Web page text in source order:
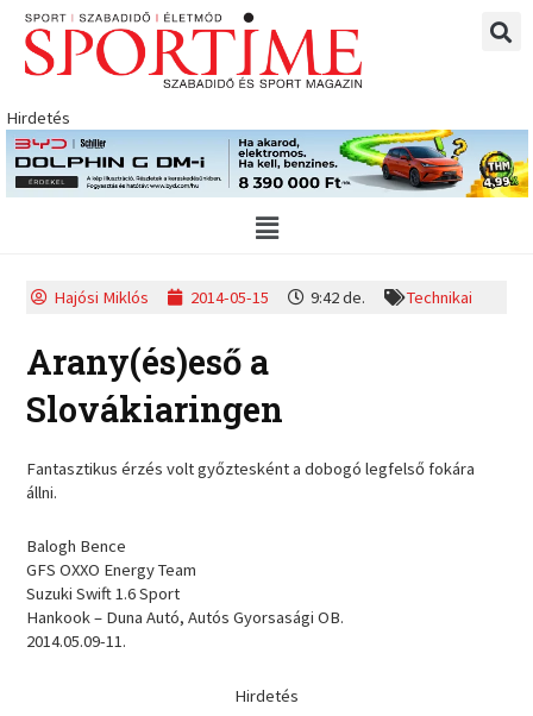
Skip
content
Hirdetés
Main
Menu
Hajósi Miklós 2014-05-15 9:42 de. Technikai
Arany(és)eső a
Slovákiaringen
Fantasztikus érzés volt győztesként a dobogó legfelső fokára
állni.
Balogh Bence
GFS OXXO Energy Team
Suzuki Swift 1.6 Sport
Hankook – Duna Autó, Autós Gyorsasági OB.
2014.05.09-11.
Hirdetés